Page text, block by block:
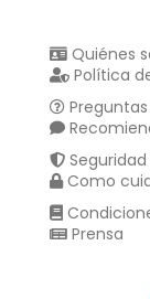
Quiénes
Política
Como
Prensa